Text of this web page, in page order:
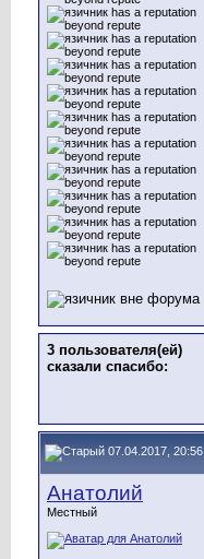
3 пользователя(ей)
сказали cпасибо:
07.04.2017, 20:56
Анатолий
Местный